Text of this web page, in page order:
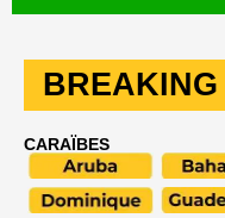
BREAKING
CARAÏBES